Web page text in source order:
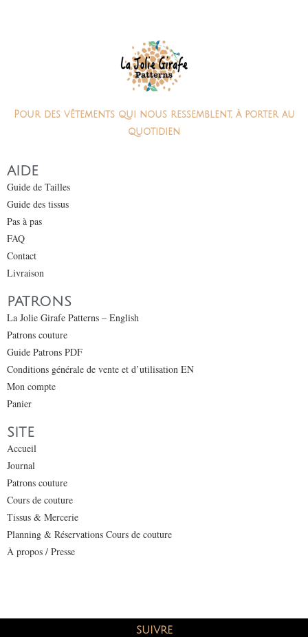
Pour des vêtements qui nous ressemblent, à porter au
quotidien
AIDE
Guide de Tailles
Guide des tissus
Pas à pas
FAQ
Contact
Livraison
PATRONS
La Jolie Girafe Patterns – English
Patrons couture
Guide Patrons PDF
Conditions générale de vente et d’utilisation EN
Mon compte
Panier
SITE
Accueil
Journal
Patrons couture
Cours de couture
Tissus & Mercerie
Planning & Réservations Cours de couture
À propos / Presse
SUIVRE